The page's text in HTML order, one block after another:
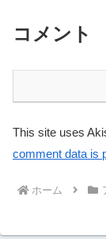
コメント
This site uses
comment data is
ホーム